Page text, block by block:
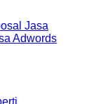
Jasa
Adwords